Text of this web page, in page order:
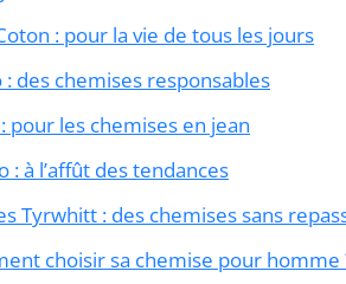
: pour la vie de tous les jours
: des chemises responsables
: pour les chemises en jean
: à l’affût des tendances
Tyrwhitt : des chemises sans
choisir sa chemise pour homme